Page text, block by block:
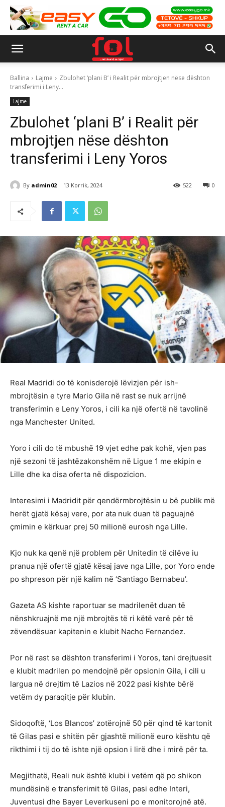
Ballina Lajme
Zbulohet ‘plani B’ i Realit për mbrojtjen nëse dështon
transferimi i Leny...
Lajme
Zbulohet ‘plani B’ i Realit për
mbrojtjen nëse dështon
transferimi i Leny Yoros
By admin02 13 Korrik, 2024 0
522
Real Madridi do të konisderojë lëvizjen për ish-
mbrojtësin e tyre Mario Gila në rast se nuk arrijnë
transferimin e Leny Yoros, i cili ka një ofertë në tavolinë
nga Manchester United.
Yoro i cili do të mbushë 19 vjet edhe pak kohë, vjen pas
një sezoni të jashtëzakonshëm në Ligue 1 me ekipin e
Lille dhe ka disa oferta në dispozicion.
Interesimi i Madridit për qendërmbrojtësin u bë publik më
herët gjatë kësaj vere, por ata nuk duan të paguajnë
çmimin e kërkuar prej 50 milionë eurosh nga Lille.
Kjo nuk ka qenë një problem për Unitedin të cilëve iu
pranua një ofertë gjatë kësaj jave nga Lille, por Yoro ende
po shpreson për një kalim në ‘Santiago Bernabeu’.
Gazeta AS kishte raportuar se madrilenët duan të
nënshkruajnë me një mbrojtës të ri këtë verë për të
zëvendësuar kapitenin e klubit Nacho Fernandez.
Por në rast se dështon transferimi i Yoros, tani drejtuesit
e klubit madrilen po mendojnë për opsionin Gila, i cili u
largua në drejtim të Lazios në 2022 pasi kishte bërë
vetëm dy paraqitje për klubin.
Sidoqoftë, ‘Los Blancos’ zotërojnë 50 për qind të kartonit
të Gilas pasi e shitën për gjashtë milionë euro kështu që
rikthimi i tij do të ishte një opsion i lirë dhe i mirë për ta.
Megjithatë, Reali nuk është klubi i vetëm që po shikon
mundësinë e transferimit të Gilas, pasi edhe Interi,
Juventusi dhe Bayer Leverkuseni po e monitorojnë atë.